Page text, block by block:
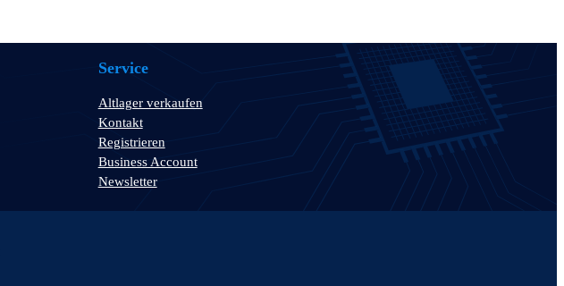
Service
Altlager verkaufen
Kontakt
Registrieren
Business Account
Newsletter